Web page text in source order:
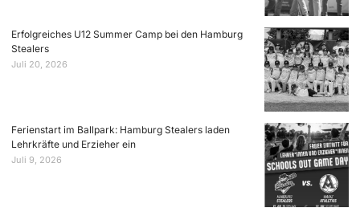
Erfolgreiches U12 Summer Camp bei den Hamburg
Stealers
Juli 20, 2026
Ferienstart im Ballpark: Hamburg Stealers laden
Lehrkräfte und Erzieher ein
Juli 9, 2026